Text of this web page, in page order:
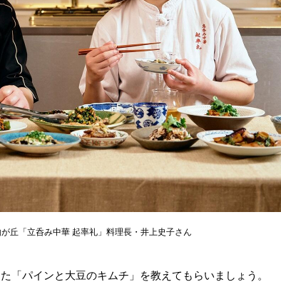
丘「立呑み中華 起率礼」料理長・井上史子さん
「パインと大豆のキムチ」を教えてもらいましょう。